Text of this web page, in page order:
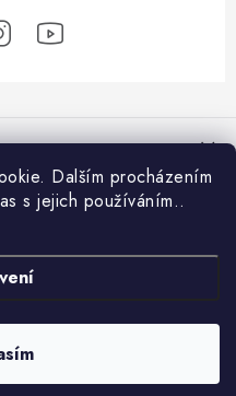
Dalším procházením
s jejich používáním..